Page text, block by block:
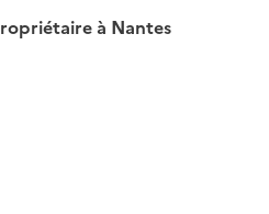
à Nantes